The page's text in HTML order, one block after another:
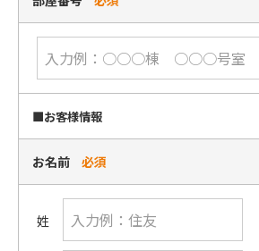
■お客様情報
お名前 必須
姓